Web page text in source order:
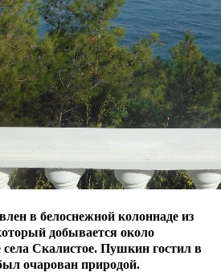
в белоснежной колоннаде из
добывается около
Скалистое. Пушкин гостил в
очарован природой.